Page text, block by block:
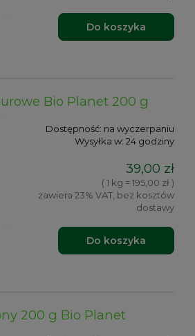
Do koszyka
Bio Planet 200 g
Dostępność: na wyczerpaniu
Wysyłka w: 24 godziny
39,00 zł
( 1 kg = 195,00 zł )
zawiera 23% VAT, bez kosztów
dostawy
Do koszyka
200 g Bio Planet